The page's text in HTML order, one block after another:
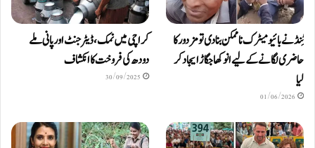
ٹِنڈ نے بائیومیٹرک ناممکن بنا دی تو مزدور کا
حاضری لگانے کے لیے انوکھا جگاڑ ایجاد کر
لیا
01/06/2026
کراچی میں نمک، ڈیٹرجنٹ اور پانی ملے
دودھ کی فروخت کا انکشاف
30/09/2025